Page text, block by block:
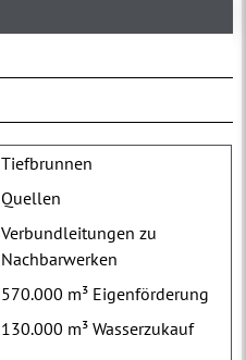
Tiefbrunnen
Quellen
Verbundleitungen zu
Nachbarwerken
570.000 m³ Eigenförderung
130.000 m³ Wasserzukauf